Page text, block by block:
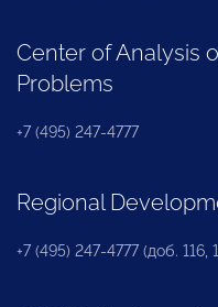
Center of Analysis
Problems
+7 (495) 247-4777
Regional
+7 (495) 247-4777 (доб. 116,